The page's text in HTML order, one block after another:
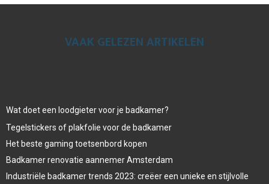
VAAK GELEZEN ARTIKELEN
Wat doet een loodgieter voor je badkamer?
Tegelstickers of plakfolie voor de badkamer
Het beste gaming toetsenbord kopen
Badkamer renovatie aannemer Amsterdam
Industriële badkamer trends 2023: creëer een unieke en stijlvolle